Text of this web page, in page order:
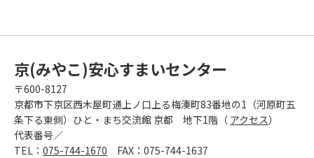
京(みやこ)安心すまいセンター
〒600-8127
京都市下京区西木屋町通上ノ口上る梅湊町83番地の1（河原町五
条下る東側）ひと・まち交流館 京都 地下1階（ アクセス）
代表番号／
TEL： 075-744-1670 FAX：075-744-1637